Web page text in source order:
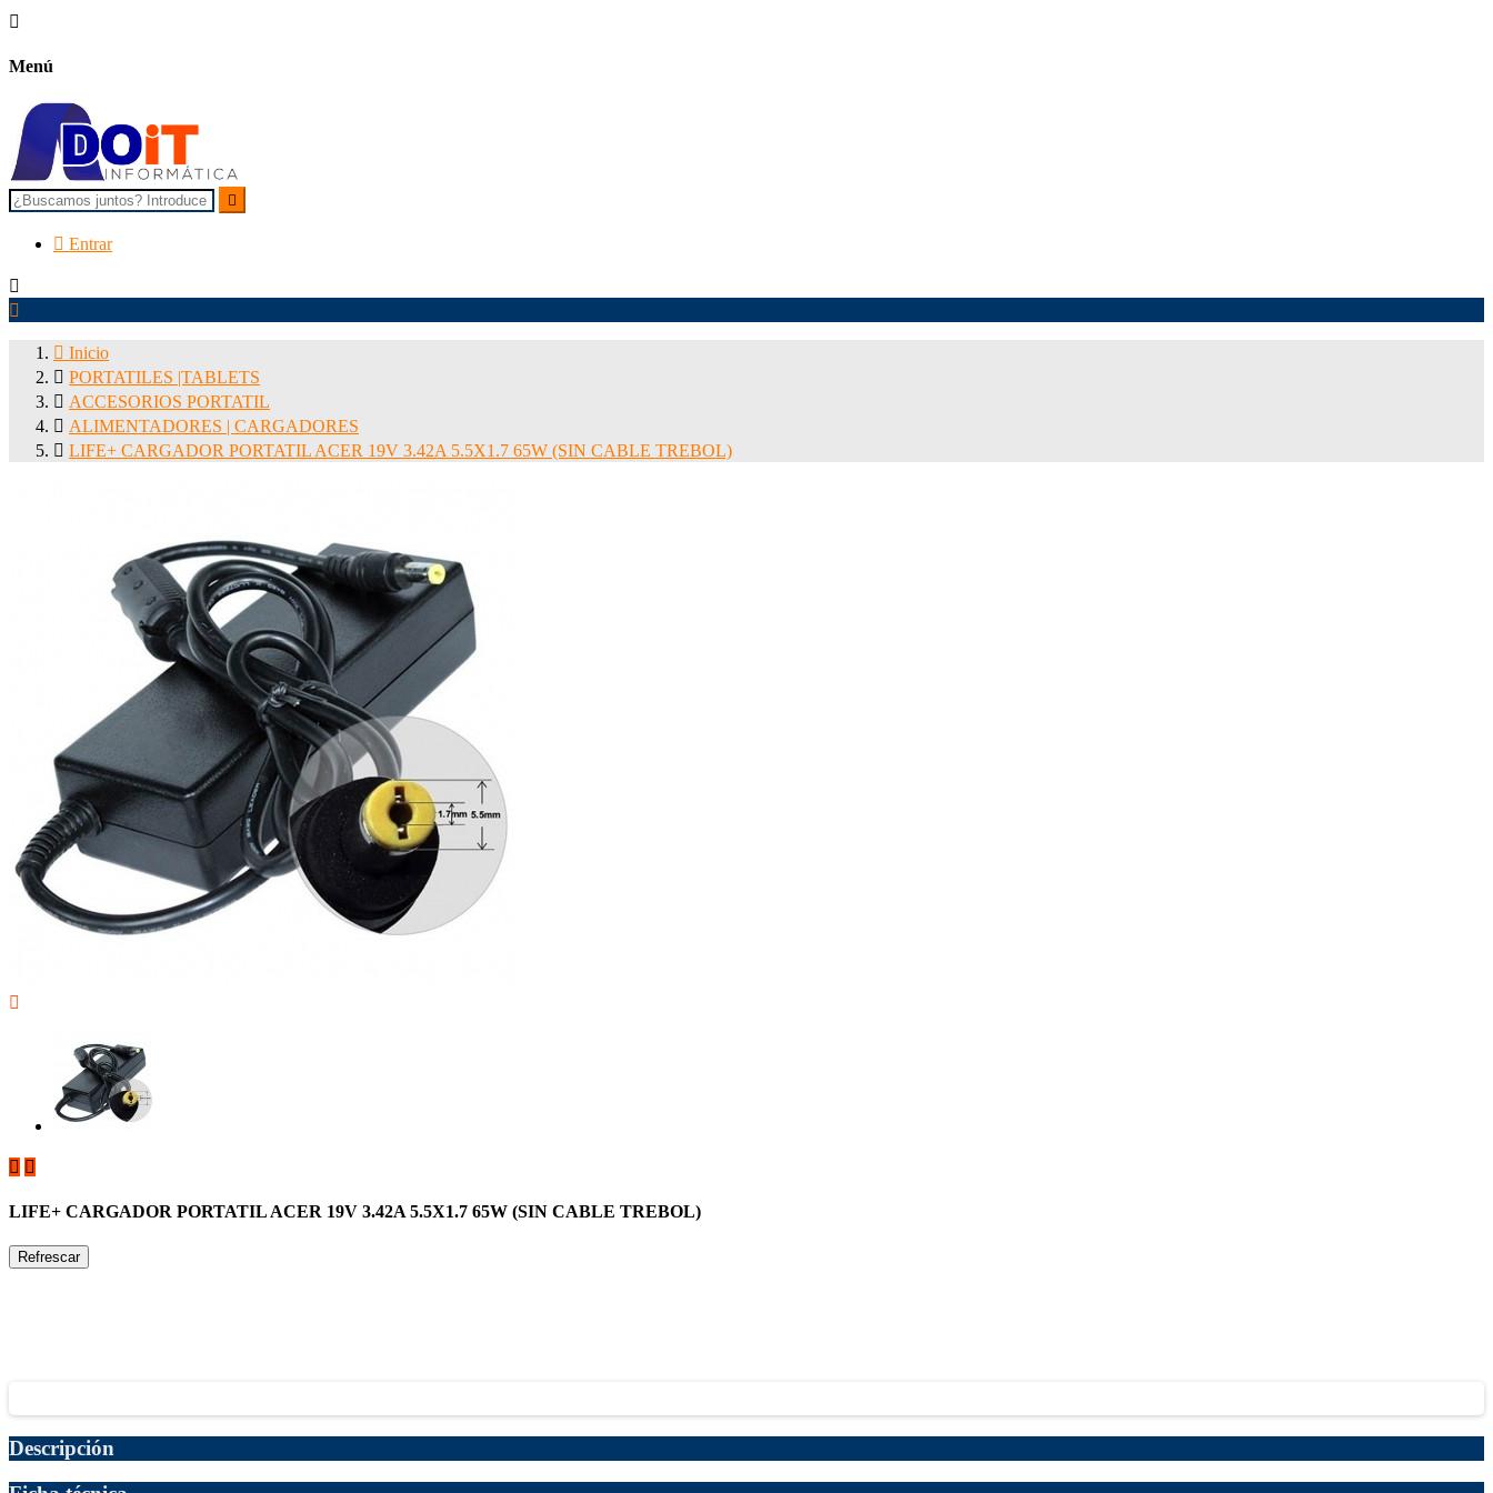

Menú

 Entrar


 Inicio
 PORTATILES |TABLETS
 ACCESORIOS PORTATIL
 ALIMENTADORES | CARGADORES
 LIFE+ CARGADOR PORTATIL ACER 19V 3.42A 5.5X1.7 65W (SIN CABLE TREBOL)

 
LIFE+ CARGADOR PORTATIL ACER 19V 3.42A 5.5X1.7 65W (SIN CABLE TREBOL)
Descripción